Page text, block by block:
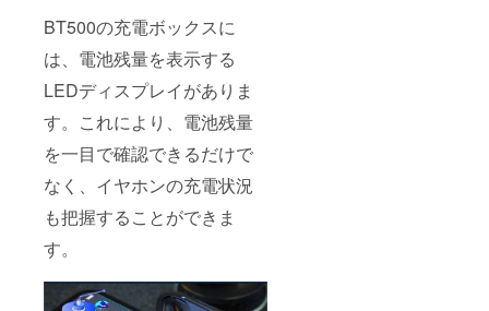
BT500の充電ボックスに
は、電池残量を表示する
LEDディスプレイがありま
す。これにより、電池残量
を一目で確認できるだけで
なく、イヤホンの充電状況
も把握することができま
す。